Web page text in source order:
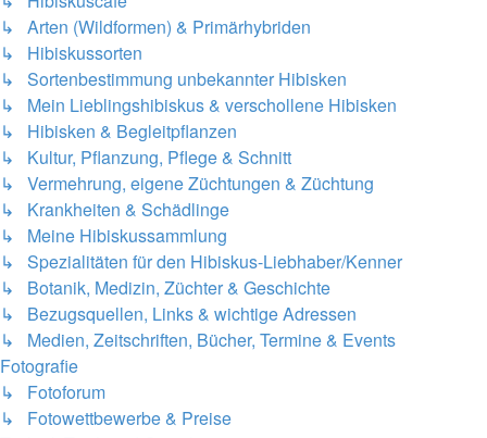
↳ Arten (Wildformen) & Primärhybriden
↳ Hibiskussorten
↳ Sortenbestimmung unbekannter Hibisken
↳ Mein Lieblingshibiskus & verschollene Hibisken
↳ Hibisken & Begleitpflanzen
↳ Kultur, Pflanzung, Pflege & Schnitt
↳ Vermehrung, eigene Züchtungen & Züchtung
↳ Krankheiten & Schädlinge
↳ Meine Hibiskussammlung
↳ Spezialitäten für den Hibiskus-Liebhaber/Kenner
↳ Botanik, Medizin, Züchter & Geschichte
↳ Bezugsquellen, Links & wichtige Adressen
↳ Medien, Zeitschriften, Bücher, Termine & Events
Fotografie
↳ Fotoforum
↳ Fotowettbewerbe & Preise